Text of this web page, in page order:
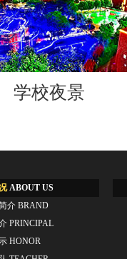
学校夜景
ABOUT US
介 BRAND
PRINCIPAL
HONOR